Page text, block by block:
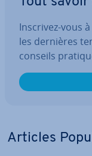
Inscrivez-vous
les dernières
conseils
Articles